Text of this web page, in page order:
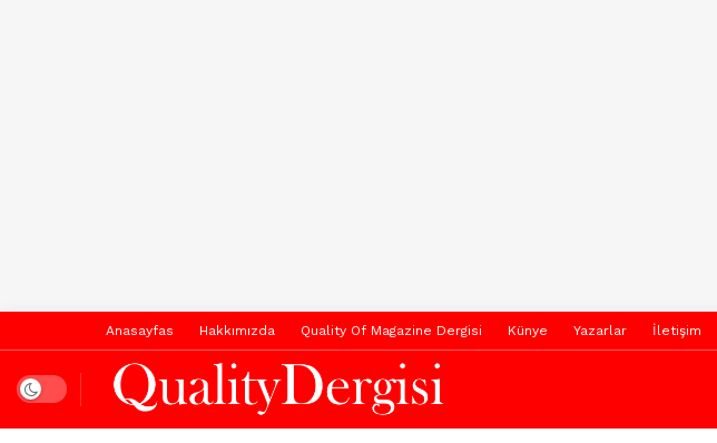
Anasayfas Hakkımızda Quality Of Magazine Dergisi Künye Yazarlar İletişim
Dark mode